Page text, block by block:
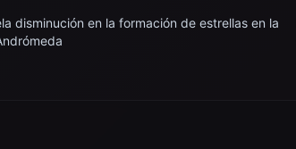
disminución en la formación de estrellas en la